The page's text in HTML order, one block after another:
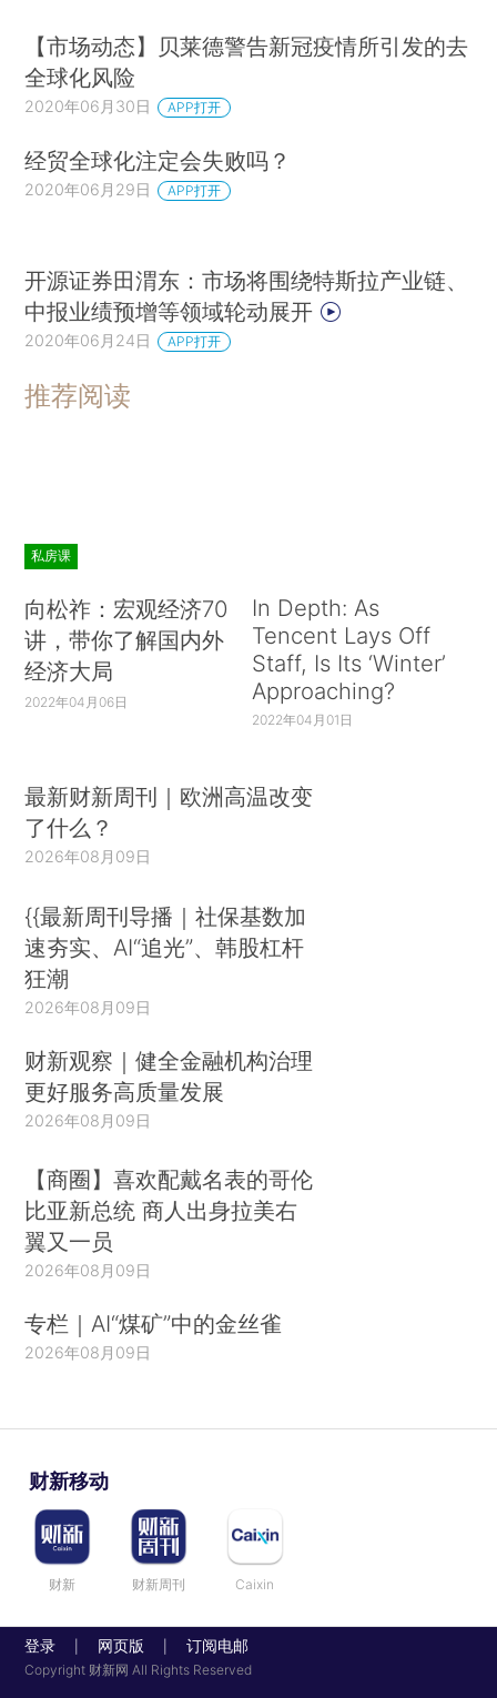
【市场动态】贝莱德警告新冠疫情所引发的去
全球化风险
2020年06月30日 APP打开
经贸全球化注定会失败吗？
2020年06月29日 APP打开
开源证券田渭东：市场将围绕特斯拉产业链、
中报业绩预增等领域轮动展开
2020年06月24日 APP打开
推荐阅读
私房课
向松祚：宏观经济70
讲，带你了解国内外
经济大局
2022年04月06日
In Depth: As
Tencent Lays Off
Staff, Is Its ‘Winter’
Approaching?
2022年04月01日
最新财新周刊｜欧洲高温改变
了什么？
2026年08月09日
{{最新周刊导播｜社保基数加
速夯实、AI“追光”、韩股杠杆
狂潮
2026年08月09日
财新观察｜健全金融机构治理
更好服务高质量发展
2026年08月09日
【商圈】喜欢配戴名表的哥伦
比亚新总统 商人出身拉美右
翼又一员
2026年08月09日
专栏｜AI“煤矿”中的金丝雀
2026年08月09日
财新移动
财新 财新周刊 Caixin
登录 网页版 订阅电邮
Copyright 财新网 All Rights Reserved